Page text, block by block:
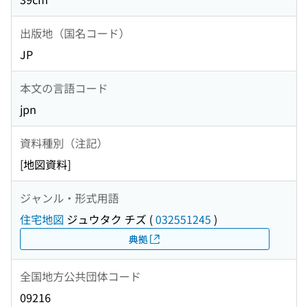
出版地（国名コード）
JP
本文の言語コード
jpn
資料種別（注記）
[地図資料]
ジャンル・形式用語
住宅地図 ジュウタク チズ (032551245 )
典拠
全国地方公共団体コード
09216